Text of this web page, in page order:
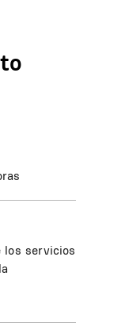
los servicios